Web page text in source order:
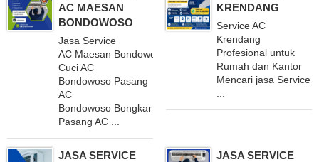
AC MAESAN
BONDOWOSO
Jasa Service
AC Maesan Bondowoso Melayani
Cuci AC
Bondowoso Pasang
AC
Bondowoso Bongkar
Pasang AC ...
KRENDANG
Service AC
Krendang
Profesional untuk
Rumah dan Kantor
Mencari jasa Service
JASA SERVICE
JASA SERVICE